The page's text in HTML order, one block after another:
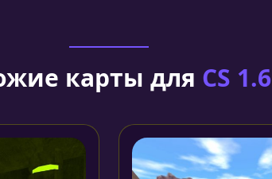
карты для CS 1.6